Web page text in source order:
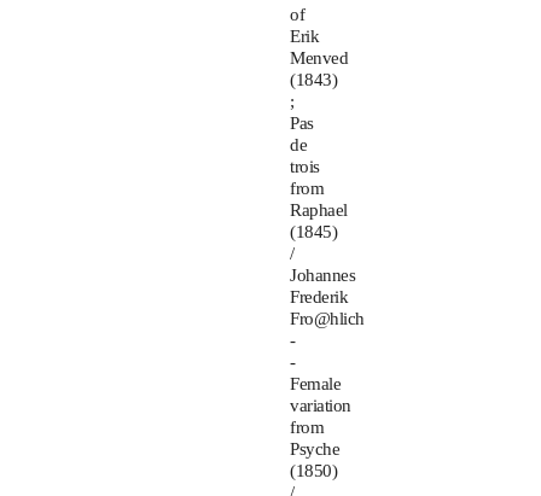
of
Erik
Menved
(1843)
;
Pas
de
trois
from
Raphael
(1845)
/
Johannes
Frederik
Fro@hlich
-
-
Female
variation
from
Psyche
(1850)